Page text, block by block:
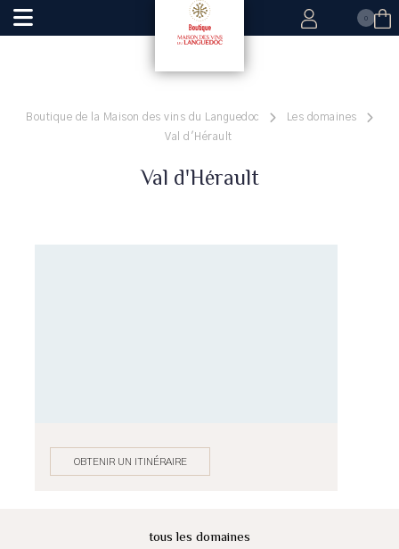
0
Boutique de la Maison des vins du Languedoc
Les domaines
Val d'Hérault
Val d'Hérault
OBTENIR UN ITINÉRAIRE
tous les domaines